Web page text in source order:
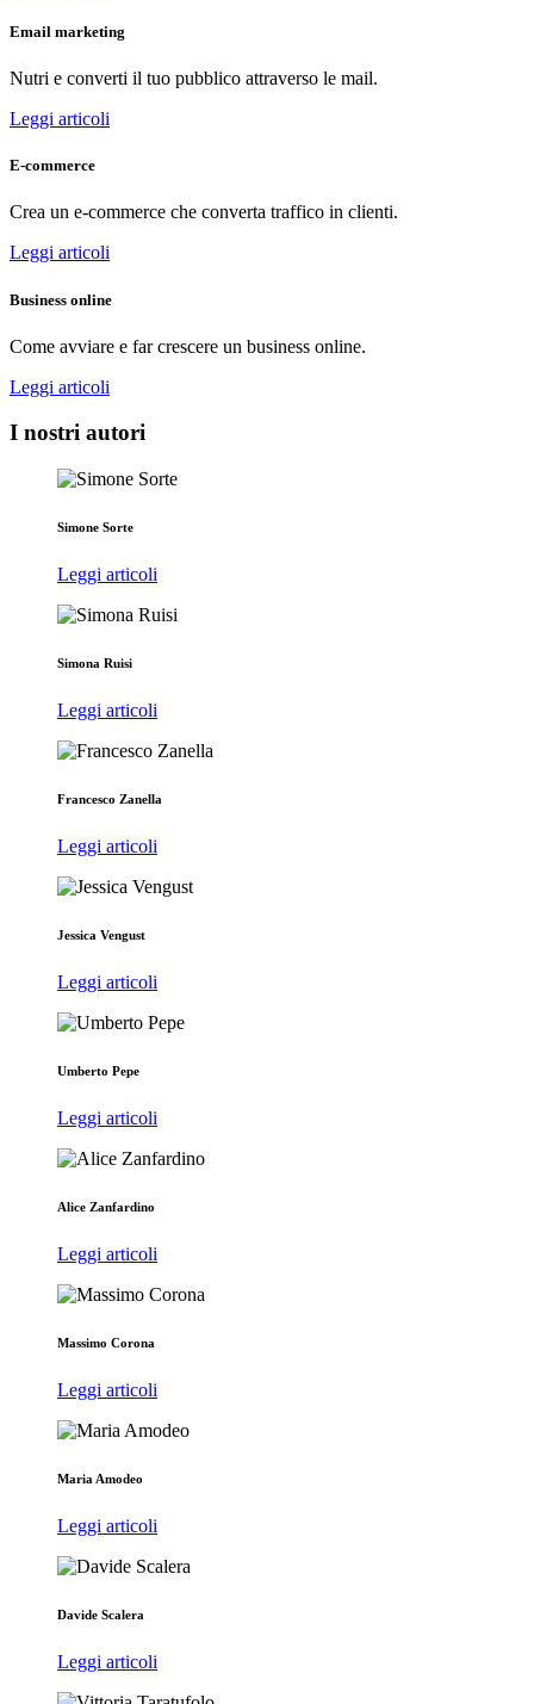
Email marketing
Nutri e converti il tuo pubblico attraverso le mail.
Leggi articoli
E-commerce
Crea un e-commerce che converta traffico in clienti.
Leggi articoli
Business online
Come avviare e far crescere un business online.
Leggi articoli
I nostri autori
Simone Sorte
Leggi articoli
Simona Ruisi
Leggi articoli
Francesco Zanella
Leggi articoli
Jessica Vengust
Leggi articoli
Umberto Pepe
Leggi articoli
Alice Zanfardino
Leggi articoli
Massimo Corona
Leggi articoli
Maria Amodeo
Leggi articoli
Davide Scalera
Leggi articoli